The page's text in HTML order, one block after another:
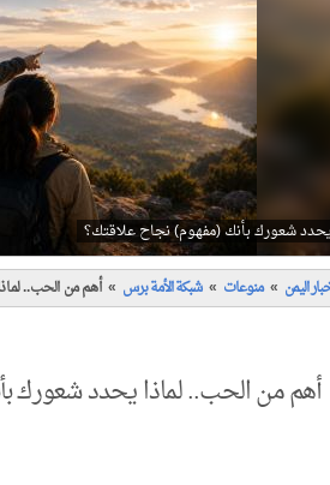
شعورك بأنك (مفهوم) نجاح علاقتك؟
اليمن منوعات شبكة الأمة برس أهم من الحب..
أهم من الحب.. لماذا يحدد شعورك